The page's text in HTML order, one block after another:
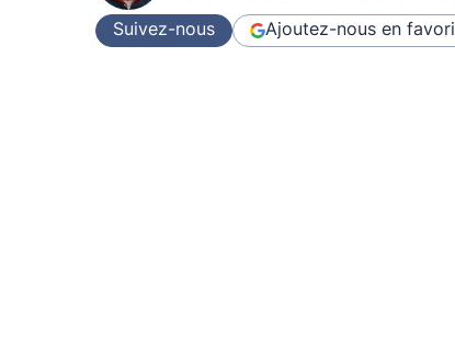
Suivez-nous Ajoutez-nous en favori